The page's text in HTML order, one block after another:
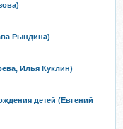
Рындина)
Илья Куклин)
детей (Евгений